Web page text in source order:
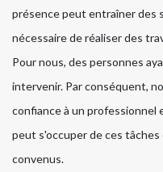
présence peut entraîner des
nécessaire de réaliser des
Pour nous, des personnes
intervenir. Par conséquent,
confiance à un professionnel
peut s'occuper de ces
convenus.